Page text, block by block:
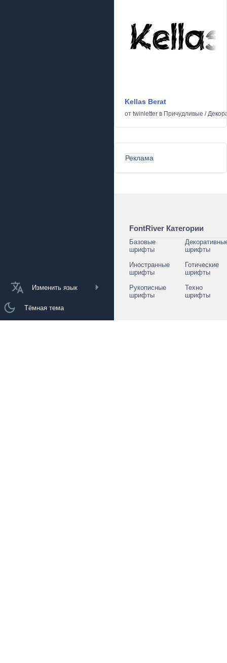
Изменить язык
Тёмная тема
Kellas Berat
от twinletter в Причудливые /
Реклама
FontRiver Категории
Базовые
шрифты
шрифты
Иностранные
шрифты
Готические
шрифты
Рукописные
шрифты
Техно
шрифты